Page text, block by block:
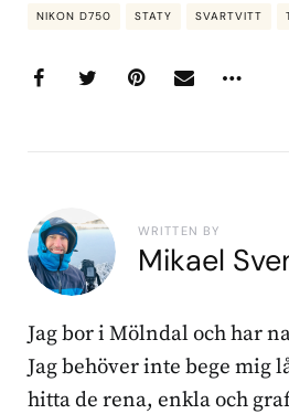
NIKON D750 STATY SVARTVITT
WRITTEN BY
Mikael
Jag bor i Mölndal och har
Jag behöver inte bege mig
hitta de rena, enkla och